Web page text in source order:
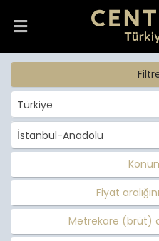
Türkiye
İstanbul-Anadolu
Fiyat
Metrekare (brüt)